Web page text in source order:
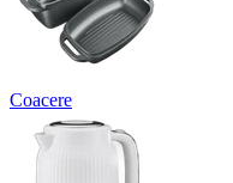
Coacere